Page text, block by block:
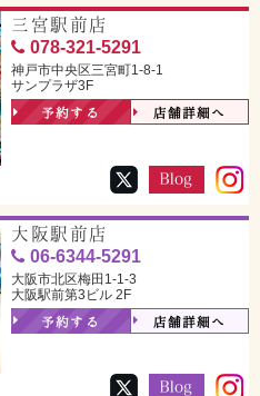
三宮駅前店
078-321-5291
神戸市中央区三宮町1-8-1
サンプラザ3F
予約する 店舗詳細へ
大阪駅前店
06-6344-5291
大阪市北区梅田1-1-3
大阪駅前第3ビル 2F
予約する 店舗詳細へ